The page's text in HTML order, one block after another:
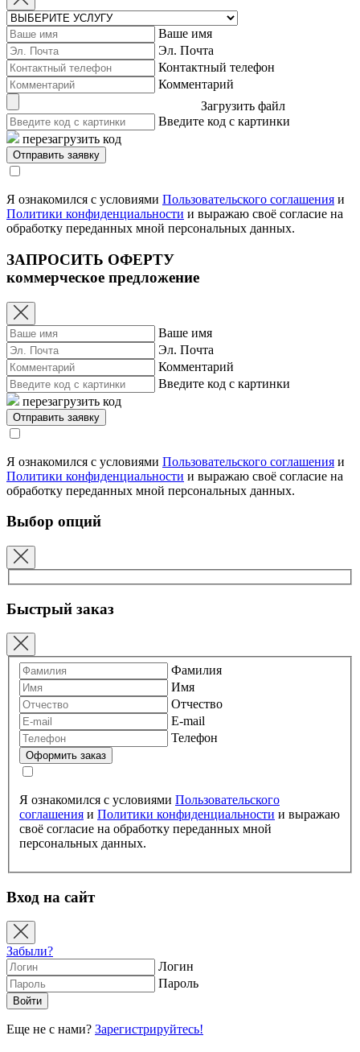
Ваше имя
Эл. Почта
Контактный телефон
Комментарий
Загрузить файл
Введите код с картинки
перезагрузить код
Я ознакомился с условиями Пользовательского соглашения и
Политики конфиденциальности и выражаю своё согласие на
обработку переданных мной персональных данных.
ЗАПРОСИТЬ ОФЕРТУ
коммерческое предложение
Ваше имя
Эл. Почта
Комментарий
Введите код с картинки
перезагрузить код
Я ознакомился с условиями Пользовательского соглашения и
Политики конфиденциальности и выражаю своё согласие на
обработку переданных мной персональных данных.
Выбор опций
Быстрый заказ
Фамилия
Имя
Отчество
E-mail
Телефон
Я ознакомился с условиями Пользовательского
соглашения и Политики конфиденциальности и выражаю
своё согласие на обработку переданных мной
персональных данных.
Вход на сайт
Забыли?
Логин
Пароль
Еще не с нами? Зарегистрируйтесь!